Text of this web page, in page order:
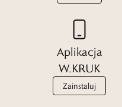
Aplikacja
W.KRUK
Zainstaluj